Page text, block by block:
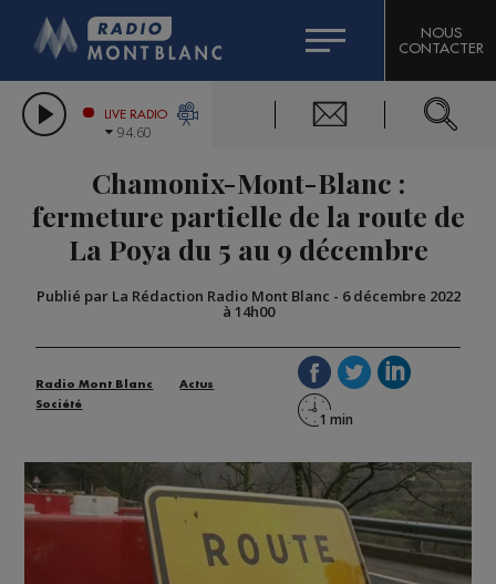
LES CHRONIQUES DE L'EXPERT
CITIZEN MACHINERY
GRAND MASSIF DOMAINES SKIABLES
BIGARD
COMPAGNIE DU MONT-BLANC
NOUS
CONTACTER
LIVE RADIO
94.60
Chamonix-Mont-Blanc :
fermeture partielle de la route de
La Poya du 5 au 9 décembre
Publié par La Rédaction Radio Mont Blanc - 6 décembre 2022
à 14h00
Radio Mont Blanc
Actus
Société